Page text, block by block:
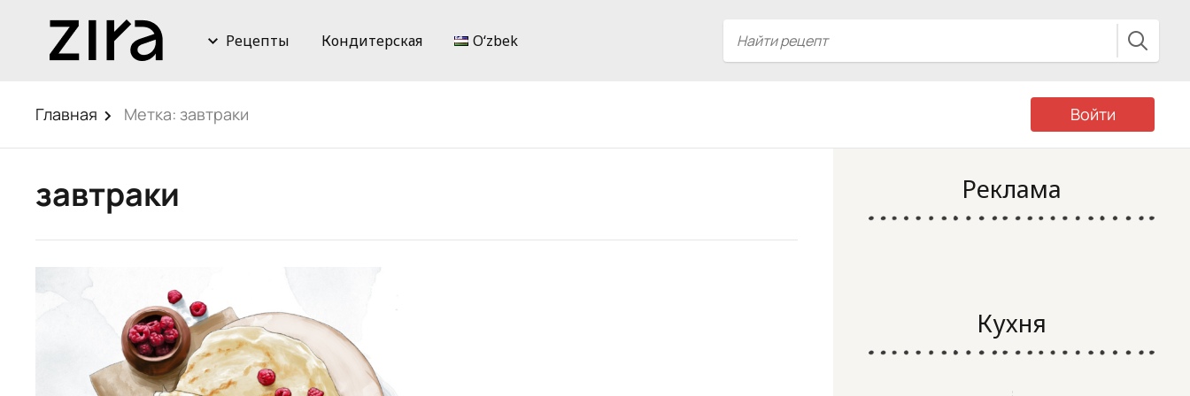
Рецепты Кондитерская Oʻzbek
Главная Метка: завтраки Войти
завтраки Реклама
Кухня